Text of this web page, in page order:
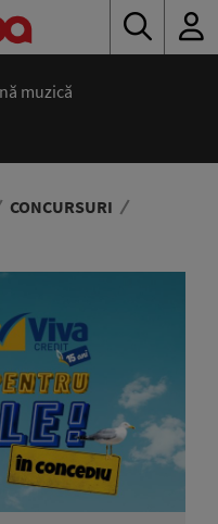
muzică
CONCURSURI